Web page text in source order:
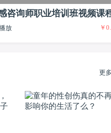
咨询师职业培训班视频课
放 ￥
更多